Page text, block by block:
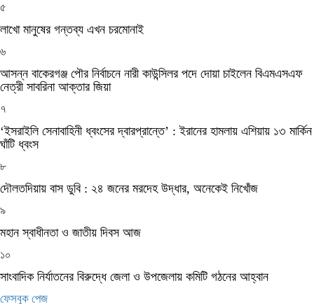
৫
লাখো মানুষের গন্তব্য এখন চরমোনাই
৬
আসন্ন বাকেরগঞ্জ পৌর নির্বাচনে নারী কাউন্সিলর পদে দোয়া চাইলেন বিএমএসএফ
নেত্রী সাবরিনা আক্তার জিয়া
৭
‘ইসরাইলি সেনাবাহিনী ধ্বংসের দ্বারপ্রান্তে’ : ইরানের হামলায় এশিয়ায় ১৩ মার্কিন
ঘাঁটি ধ্বংস
৮
দৌলতদিয়ায় বাস ডুবি : ২৪ জনের মরদেহ উদ্ধার, অনেকেই নিখোঁজ
৯
মহান স্বাধীনতা ও জাতীয় দিবস আজ
১০
সাংবাদিক নির্যাতনের বিরুদ্ধে জেলা ও উপজেলায় কমিটি গঠনের আহ্বান
ফেসবুক পেজ